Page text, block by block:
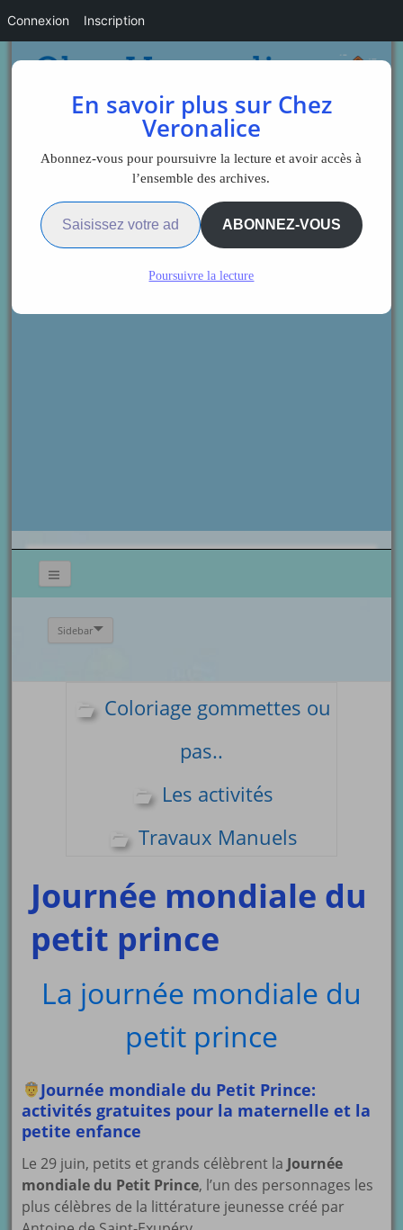
Sidebar
Coloriage gommettes ou
pas..
Les activités
Travaux Manuels
Journée mondiale du
petit prince
La journée mondiale du
petit prince
Journée mondiale du Petit Prince:
activités gratuites pour la maternelle et la
petite enfance
Le 29 juin, petits et grands célèbrent la Journée
mondiale du Petit Prince, l’un des personnages les
plus célèbres de la littérature jeunesse créé par
En savoir plus sur Chez
Veronalice
Abonnez-vous pour poursuivre la lecture et avoir accès à
l’ensemble des archives.
Saisissez votre adresse e-mail…
ABONNEZ-VOUS
Poursuivre la lecture
Connexion Inscription